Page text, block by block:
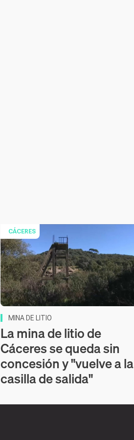
CÁCERES
MINA DE LITIO
La mina de litio de
Cáceres se queda sin
concesión y "vuelve a la
casilla de salida"